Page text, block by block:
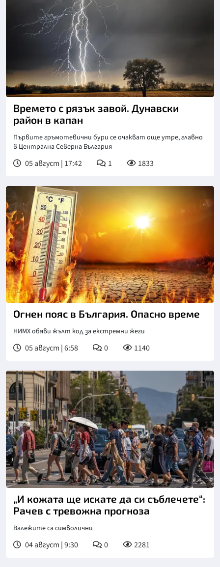
Времето с рязък завой. Дунавски
район в капан
Първите гръмотевични бури се очакват още утре, главно
в Централна Северна България
05 август | 17:42 1 1833
Огнен пояс в България. Опасно време
НИМХ обяви жълт код за екстремни жеги
05 август | 6:58 0 1140
„И кожата ще искате да си съблечете“:
Рачев с тревожна прогноза
Валежите са символични
04 август | 9:30 0 2281